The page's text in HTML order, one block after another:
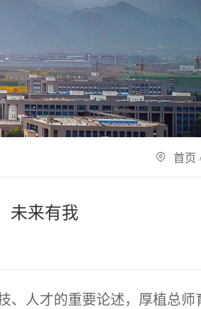
首页
未来有我
人才的重要论述，厚植总师